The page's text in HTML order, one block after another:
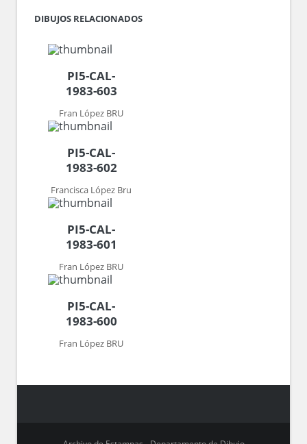
DIBUJOS RELACIONADOS
PI5-CAL-
1983-603
Fran López BRU
PI5-CAL-
1983-602
Francisca López Bru
PI5-CAL-
1983-601
Fran López BRU
PI5-CAL-
1983-600
Fran López BRU